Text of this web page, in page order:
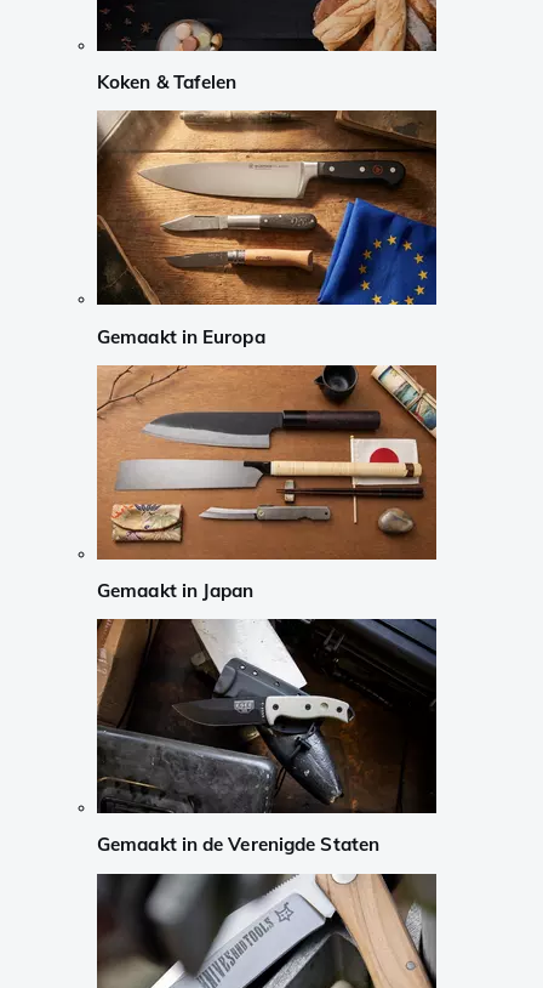
Koken & Tafelen
Gemaakt in Europa
Gemaakt in Japan
Gemaakt in de Verenigde Staten